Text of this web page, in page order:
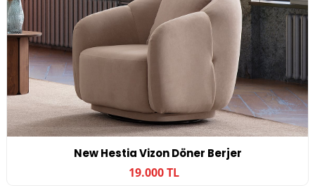
New Hestia Vizon Döner Berjer
19.000 TL